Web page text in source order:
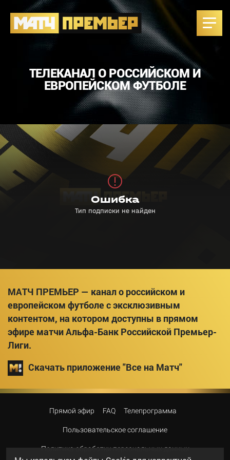
ТЕЛЕКАНАЛ О РОССИЙСКОМ И
ЕВРОПЕЙСКОМ ФУТБОЛЕ
МАТЧ ПРЕМЬЕР — канал о российском и
европейском футболе с эксклюзивным
контентом, на котором доступны в прямом
эфире матчи Альфа-Банк Российской Премьер-
Лиги.
Скачать приложение "Все на Матч"
Прямой эфир FAQ Телепрограмма
Пользовательское соглашение
Политика обработки персональных данных